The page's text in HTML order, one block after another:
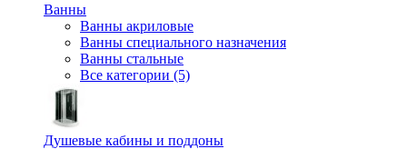
Ванны
Ванны акриловые
Ванны специального назначения
Ванны стальные
Все категории (5)
Душевые кабины и поддоны